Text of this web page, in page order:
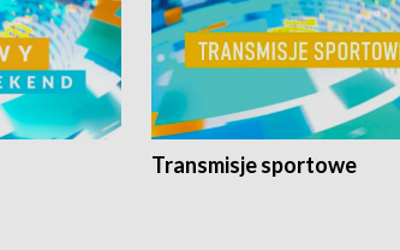
Transmisje sportowe